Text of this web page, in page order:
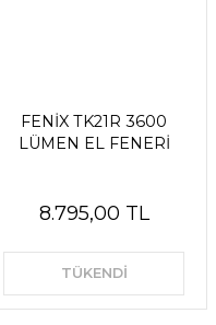
FENİX TK21R 3600
LÜMEN EL FENERİ
8.795,00 TL
TÜKENDİ